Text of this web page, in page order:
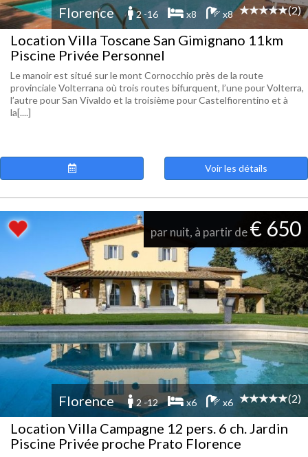
Florence 2 -16 x8 x8 (2)
Location Villa Toscane San Gimignano 11km
Piscine Privée Personnel
Le manoir est situé sur le mont Cornocchio près de la route
provinciale Volterrana où trois routes bifurquent, l’une pour Volterra,
l’autre pour San Vivaldo et la troisième pour Castelfiorentino et à
la[....]
Voir les détails
par nuit, à partir de€ 650
Florence 2 -12 x6 x6 (2)
Location Villa Campagne 12 pers. 6 ch. Jardin
Piscine Privée proche Prato Florence